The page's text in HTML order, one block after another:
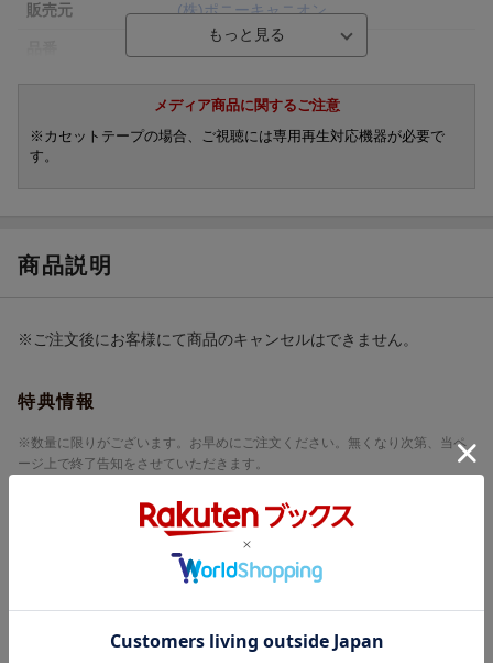
販売元 (株)ポニーキャニオン
MPS-
メディア商品に関するご注意
※カセットテープの場合、ご視聴には専用再生対応機器が必要で
す。
商品説明
※ご注文後にお客様にて商品のキャンセルはできません。
特典情報
※数量に限りがございます。お早めにご注文ください。無くなり次第、当ペ
ージ上で終了告知をさせていただきます。
楽天ブックス限定先着特典
アクリルキーホルダー (約50mm×60mmサイズ予定)